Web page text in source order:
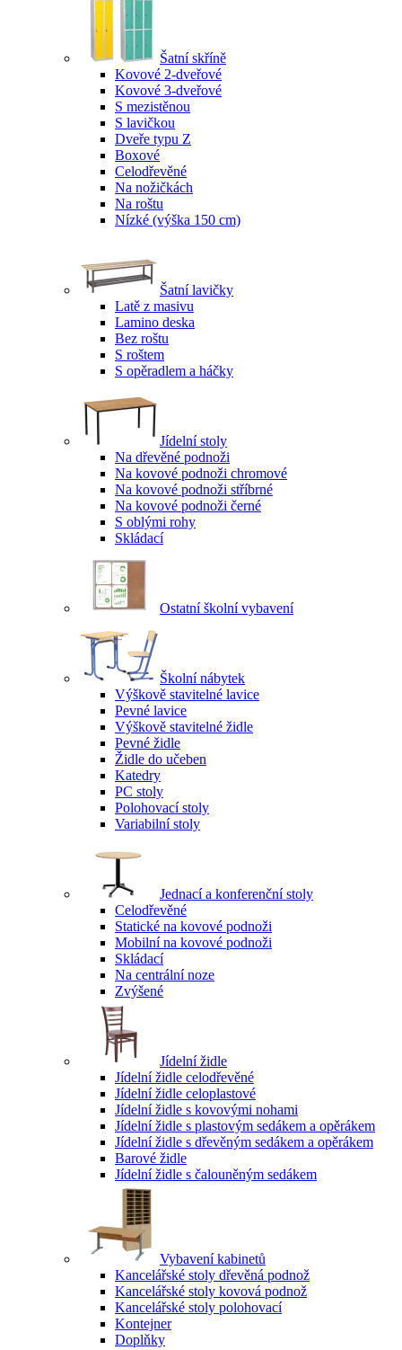
Šatní skříně
Kovové 2-dveřové
Kovové 3-dveřové
S mezistěnou
S lavičkou
Dveře typu Z
Boxové
Celodřevěné
Na nožičkách
Na roštu
Nízké (výška 150 cm)
Šatní lavičky
Latě z masivu
Lamino deska
Bez roštu
S roštem
S opěradlem a háčky
Jídelní stoly
Na dřevěné podnoži
Na kovové podnoži chromové
Na kovové podnoži stříbrné
Na kovové podnoži černé
S oblými rohy
Skládací
Ostatní školní vybavení
Školní nábytek
Výškově stavitelné lavice
Pevné lavice
Výškově stavitelné židle
Pevné židle
Židle do učeben
Katedry
PC stoly
Polohovací stoly
Variabilní stoly
Jednací a konferenční stoly
Celodřevěné
Statické na kovové podnoži
Mobilní na kovové podnoži
Skládací
Na centrální noze
Zvýšené
Jídelní židle
Jídelní židle celodřevěné
Jídelní židle celoplastové
Jídelní židle s kovovými nohami
Jídelní židle s plastovým sedákem a opěrákem
Jídelní židle s dřevěným sedákem a opěrákem
Barové židle
Jídelní židle s čalouněným sedákem
Vybavení kabinetů
Kancelářské stoly dřevěná podnož
Kancelářské stoly kovová podnož
Kancelářské stoly polohovací
Kontejner
Doplňky